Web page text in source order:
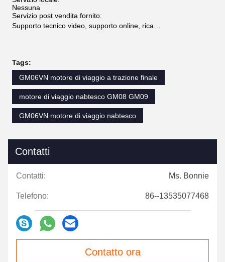
Nessuna
Servizio post vendita fornito:
Tags:
GM06VN motore di viaggio a trazione finale
motore di viaggio nabtesco GM08 GM09
GM06VN motore di viaggio nabtesco
Contatti
Contatti: Ms. Bonnie
Telefono: 86--13535077468
Contatto ora